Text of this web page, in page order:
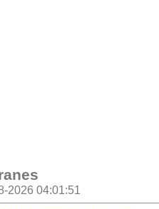
2026 04:01:51